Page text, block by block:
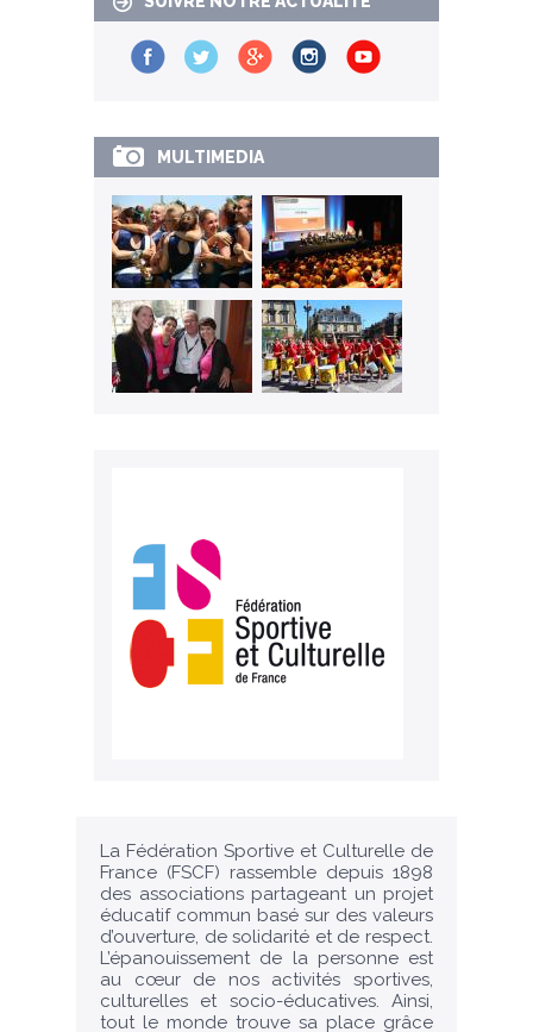
MULTIMEDIA
La Fédération Sportive et Culturelle de
France (FSCF) rassemble depuis 1898
des associations partageant un projet
éducatif commun basé sur des valeurs
d’ouverture, de solidarité et de respect.
L’épanouissement de la personne est
au cœur de nos activités sportives,
culturelles et socio-éducatives. Ainsi,
tout le monde trouve sa place grâce